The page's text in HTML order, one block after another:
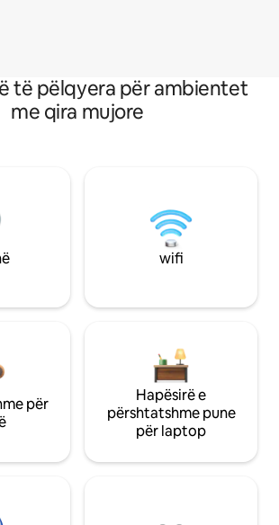
të pëlqyera për ambientet
me qira mujore
wifi
për
Hapësirë e
përshtatshme pune
për laptop